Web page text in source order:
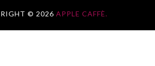
© 2026 APPLE CAFFÈ.